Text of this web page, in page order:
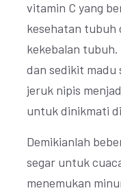
vitamin C yang
kesehatan tubuh
kekebalan
dan sedikit madu
jeruk nipis
untuk dinikmati
Demikianlah
segar untuk
menemukan